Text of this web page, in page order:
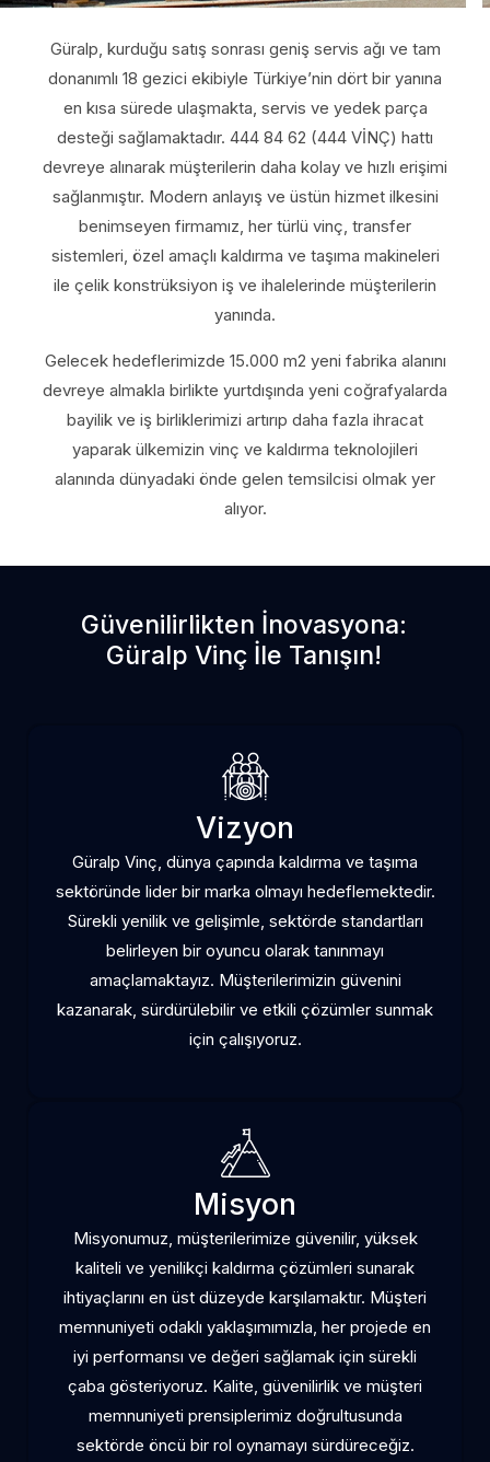
Güralp, kurduğu satış sonrası geniş servis ağı ve tam
donanımlı 18 gezici ekibiyle Türkiye’nin dört bir yanına
en kısa sürede ulaşmakta, servis ve yedek parça
desteği sağlamaktadır. 444 84 62 (444 VİNÇ) hattı
devreye alınarak müşterilerin daha kolay ve hızlı erişimi
sağlanmıştır. Modern anlayış ve üstün hizmet ilkesini
benimseyen firmamız, her türlü vinç, transfer
sistemleri, özel amaçlı kaldırma ve taşıma makineleri
ile çelik konstrüksiyon iş ve ihalelerinde müşterilerin
yanında.
Gelecek hedeflerimizde 15.000 m2 yeni fabrika alanını
devreye almakla birlikte yurtdışında yeni coğrafyalarda
bayilik ve iş birliklerimizi artırıp daha fazla ihracat
yaparak ülkemizin vinç ve kaldırma teknolojileri
alanında dünyadaki önde gelen temsilcisi olmak yer
alıyor.
Güvenilirlikten İnovasyona:
Güralp Vinç İle Tanışın!
Vizyon
Güralp Vinç, dünya çapında kaldırma ve taşıma
sektöründe lider bir marka olmayı hedeflemektedir.
Sürekli yenilik ve gelişimle, sektörde standartları
belirleyen bir oyuncu olarak tanınmayı
amaçlamaktayız. Müşterilerimizin güvenini
kazanarak, sürdürülebilir ve etkili çözümler sunmak
için çalışıyoruz.
Misyon
Misyonumuz, müşterilerimize güvenilir, yüksek
kaliteli ve yenilikçi kaldırma çözümleri sunarak
ihtiyaçlarını en üst düzeyde karşılamaktır. Müşteri
memnuniyeti odaklı yaklaşımımızla, her projede en
iyi performansı ve değeri sağlamak için sürekli
çaba gösteriyoruz. Kalite, güvenilirlik ve müşteri
memnuniyeti prensiplerimiz doğrultusunda
sektörde öncü bir rol oynamayı sürdüreceğiz.